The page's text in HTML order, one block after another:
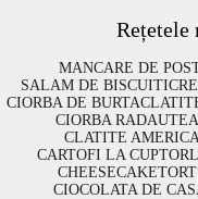
Rețetele
MANCARE DE
SALAM DE BISCUITI
CIORBA DE BURTA
CIORBA
CLATITE
CARTOFI LA CUPTOR
CHEESECAKE
CIOCOLATA DE